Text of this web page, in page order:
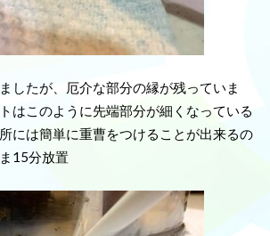
したが、厄介な部分の縁が残っていま
はこのように先端部分が細くなっている
には簡単に重曹をつけることが出来るの
15分放置